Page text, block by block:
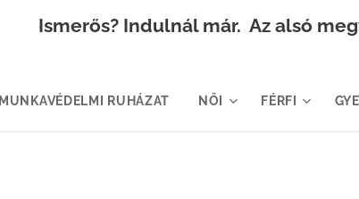
Ismerős? Indulnál már. Az alsó
MUNKAVÉDELMI RUHÁZAT NŐI FÉRFI